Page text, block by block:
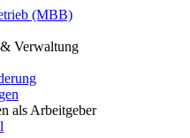
(MBB)
Verwaltung
als Arbeitgeber